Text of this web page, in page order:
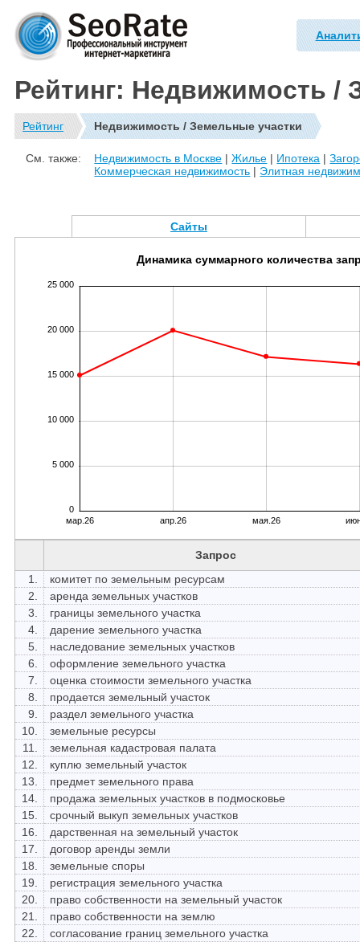
Рейтинг: Недвижимость /
Рейтинг Недвижимость / Земельные участки
См. также: Недвижимость в Москве |Жилье | Ипотека |
Коммерческая недвижимость | Элитная
Сайты
0
5 000
10 000
15 000
20 000
25 000
мар.26 апр.26 мая.26
Динамика суммарного количества
Запрос
1.
комитет по земельным ресурсам
2.
аренда земельных участков
3.
границы земельного участка
4.
дарение земельного участка
5.
наследование земельных участков
6.
оформление земельного участка
7.
оценка стоимости земельного участка
8.
продается земельный участок
9.
раздел земельного участка
10.
земельные ресурсы
11.
земельная кадастровая палата
12.
куплю земельный участок
13.
предмет земельного права
14.
продажа земельных участков в подмосковье
15.
срочный выкуп земельных участков
16.
дарственная на земельный участок
17.
договор аренды земли
18.
земельные споры
19.
регистрация земельного участка
20.
право собственности на земельный участок
21.
право собственности на землю
22.
согласование границ земельного участка